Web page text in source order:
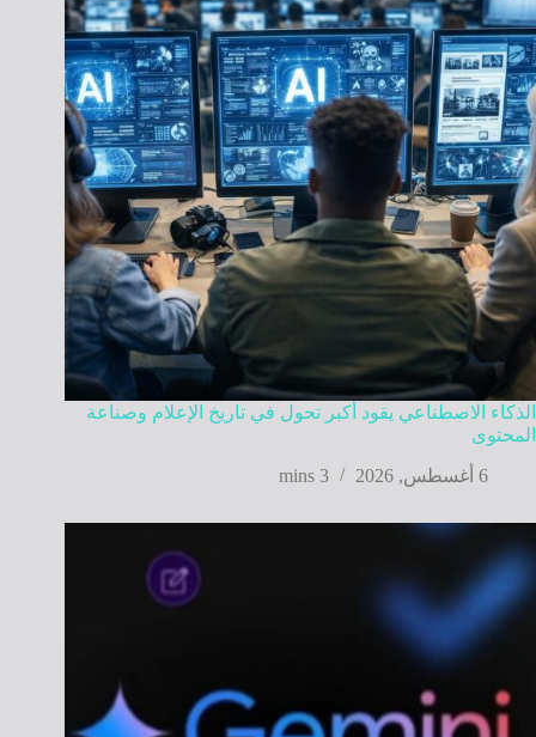
الذكاء الاصطناعي يقود أكبر تحول في تاريخ الإعلام وصناعة
المحتوى
6 أغسطس, 2026
3 mins